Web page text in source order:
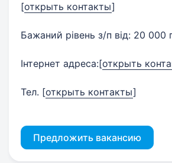
[открыть контакты]
Бажаний рівень з/п від: 20 000
Інтернет адреса:[открыть
Тел. [открыть контакты]
Предложить вакансию